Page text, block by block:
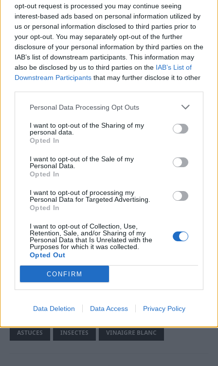
opt-out request is processed you may continue seeing
interest-based ads based on personal information utilized by
us or personal information disclosed to third parties prior to
your opt-out. You may separately opt-out of the further
disclosure of your personal information by third parties on the
IAB’s list of downstream participants. This information may
also be disclosed by us to third parties on the IAB’s List of
Downstream Participants that may further disclose it to other
Personal Data Processing Opt Outs
I want to opt-out of the Sharing of my
personal data.
Opted In
I want to opt-out of the Sale of my
Personal Data.
Opted In
I want to opt-out of processing my
Personal Data for Targeted Advertising.
Opted In
I want to opt-out of Collection, Use,
Retention, Sale, and/or Sharing of my
Personal Data that Is Unrelated with the
Purposes for which it was collected.
Opted Out
CONFIRM
Data Deletion Data Access Privacy Policy
Étape 3 : Nettoyer les surfaces et les
passages des fourmis
Vaporisez ou passez le chiffon imbibé de la solution
sur toutes les surfaces où les fourmis ont été
repérées : plan de travail, étagères, sols, etc.
N’oubliez pas de bien traiter les points d’entrée et les
pistes de phéromones et ainsi les empêcher de
revenir. 🚫
Étape 4 : Comment maintenir un
environnement sans fourmis
Pour éviter que les fourmis ne repointent le bout de
leurs antennes chez vous, il est important de
maintenir un environnement propre
et de répéter
Pensez à nettoyer les surfaces de la cuisine et à
ranger la nourriture dans des récipients
hermétiques.
Plus l’environnement est propre et sans odeurs
s’inviter chez vous.
ASTUCES INSECTES VINAIGRE BLANC